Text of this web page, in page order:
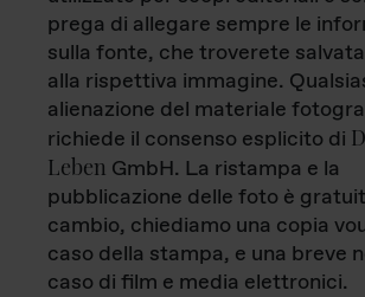
prega di allegare sempre le
sulla fonte, che troverete
alla rispettiva immagine.
alienazione del materiale
richiede il consenso esplicito di
Leben GmbH. La ristampa e la
pubblicazione delle foto è
cambio, chiediamo una copia
caso della stampa, e una breve
caso di film e media elettronici.